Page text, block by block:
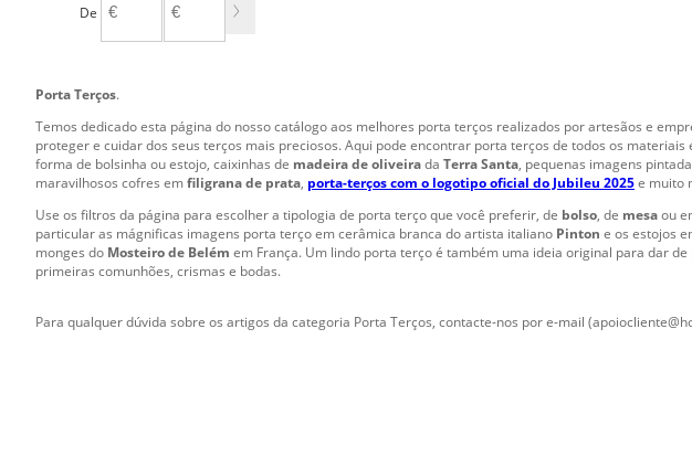
De
Porta Terços.
Temos dedicado esta página do nosso catálogo aos melhores porta terços realizados por artesãos e
proteger e cuidar dos seus terços mais preciosos. Aqui pode encontrar porta terços de todos os
forma de bolsinha ou estojo, caixinhas de madeira de oliveirada Terra Santa, pequenas imagens
maravilhosos cofres emfiligrana de prata, porta-terços com o logotipo oficial do Jubileu 2025e muito
Use os filtros da página para escolher a tipologia de porta terço que você preferir, de bolso, de mesaou
particular as mágnificas imagens porta terço em cerâmica branca do artista italiano Pinton e os estojos
monges do Mosteiro de Belém em França. Um lindo porta terço é também uma ideia original para dar
primeiras comunhões, crismas e bodas.
Para qualquer dúvida sobre os artigos da categoria Porta Terços, contacte-nos por e-mail